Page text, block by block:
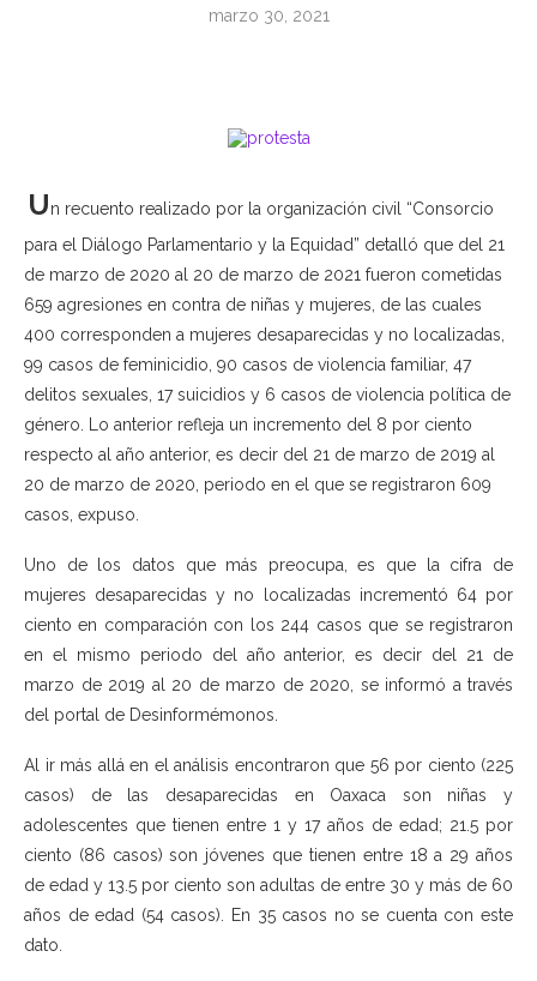
marzo 30, 2021
Un recuento realizado por la organización civil “Consorcio
para el Diálogo Parlamentario y la Equidad” detalló que del 21
de marzo de 2020 al 20 de marzo de 2021 fueron cometidas
659 agresiones en contra de niñas y mujeres, de las cuales
400 corresponden a mujeres desaparecidas y no localizadas,
99 casos de feminicidio, 90 casos de violencia familiar, 47
delitos sexuales, 17 suicidios y 6 casos de violencia política de
género. Lo anterior refleja un incremento del 8 por ciento
respecto al año anterior, es decir del 21 de marzo de 2019 al
20 de marzo de 2020, periodo en el que se registraron 609
casos, expuso.
Uno de los datos que más preocupa, es que la cifra de
mujeres desaparecidas y no localizadas incrementó 64 por
ciento en comparación con los 244 casos que se registraron
en el mismo periodo del año anterior, es decir del 21 de
marzo de 2019 al 20 de marzo de 2020, se informó a través
del portal de Desinformémonos.
Al ir más allá en el análisis encontraron que 56 por ciento (225
casos) de las desaparecidas en Oaxaca son niñas y
adolescentes que tienen entre 1 y 17 años de edad; 21.5 por
ciento (86 casos) son jóvenes que tienen entre 18 a 29 años
de edad y 13.5 por ciento son adultas de entre 30 y más de 60
años de edad (54 casos). En 35 casos no se cuenta con este
dato.